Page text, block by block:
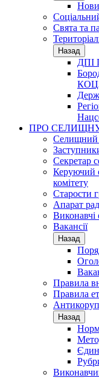
Свята та
Назад
ДПІ
ПРО
Селищний
Секретар
Керуючий
комітету
Старости
Апарат
Виконавчі
Вакансії
Назад
Правила
Правила
Назад